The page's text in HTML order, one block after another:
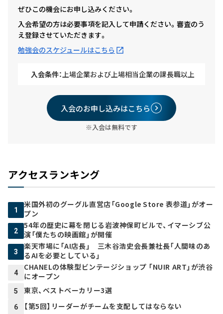
ぜひこの機会にお申し込みください。
入会希望の方は必要事項を記入して申請ください。審査のう
え登録させていただきます。
勉強会のスケジュールはこちら
入会条件：上場企業および上場相当企業の課長職以上
入会のお申し込みはこちら
※入会は無料です
アクセスランキング
1
米国外初のグーグル直営店「Google Store 表参道」がオー
プン
2
54年の歴史に幕を閉じる岩波神保町ビルで、イマーシブ公
演「僕たちの映画館」が開催
3
楽天市場に「AI店長」 三木谷浩史会長兼社長「人間味のあ
るAIを必要としている」
4
CHANELの体験型ビンテージショップ 「NUIR ART」が渋谷
にオープン
5 東京、ベストベーカリー3選
6 【第5回】リーダーがチームを支配してはならない